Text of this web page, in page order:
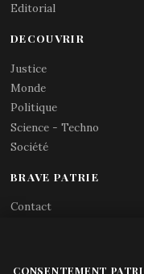
Editorial
DECOUVRIR
Justice
Monde
Politique
Science - Techno
Société
BRAVE PATRIE
Contact
Acces gouvernement
CONSENTEMENT